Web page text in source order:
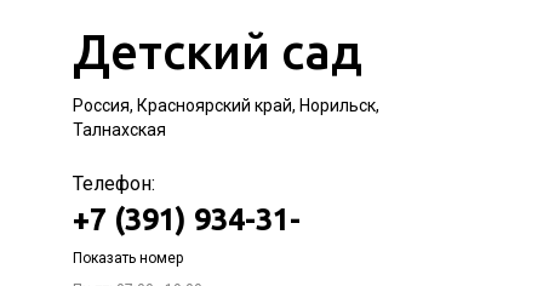
Детский сад
Россия, Красноярский край, Норильск,
Талнахская
Телефон:
+7 (391) 934-31-
Показать номер